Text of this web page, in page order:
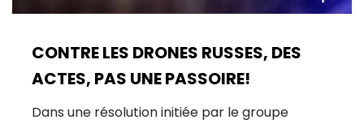
CONTRE LES DRONES RUSSES, DES
ACTES, PAS UNE PASSOIRE!
Dans une résolution initiée par le groupe